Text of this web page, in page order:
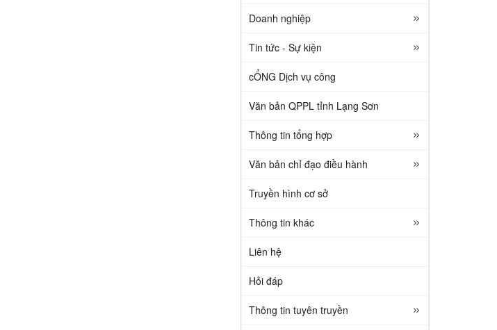
Doanh nghiệp
Tin tức - Sự kiện
cỔNG Dịch vụ công
Văn bản QPPL tỉnh Lạng Sơn
Thông tin tổng hợp
Văn bản chỉ đạo điều hành
Truyền hình cơ sở
Thông tin khác
Liên hệ
Hỏi đáp
Thông tin tuyên truyền